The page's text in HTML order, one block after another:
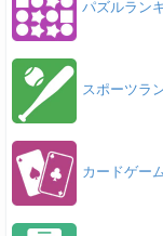
パズルラン
スポーツラ
カードゲー